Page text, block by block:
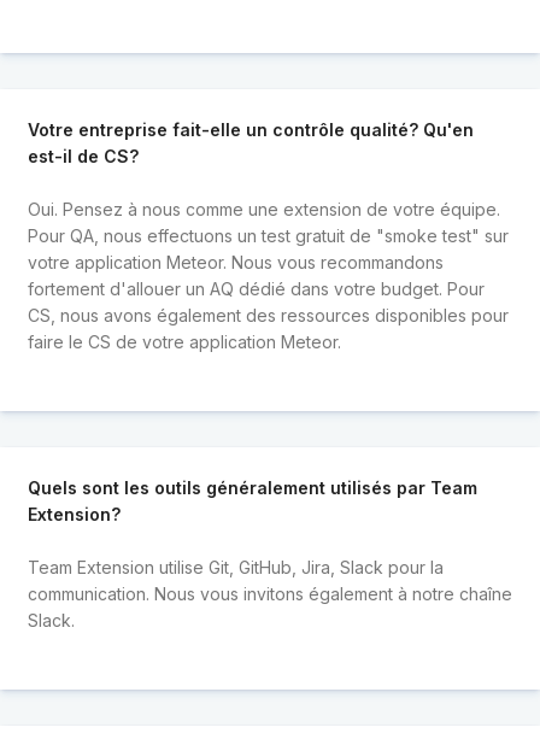
Votre entreprise fait-elle un contrôle qualité? Qu'en
est-il de CS?
Oui. Pensez à nous comme une extension de votre équipe.
Pour QA, nous effectuons un test gratuit de "smoke test" sur
votre application Meteor. Nous vous recommandons
fortement d'allouer un AQ dédié dans votre budget. Pour
CS, nous avons également des ressources disponibles pour
faire le CS de votre application Meteor.
Quels sont les outils généralement utilisés par Team
Extension?
Team Extension utilise Git, GitHub, Jira, Slack pour la
communication. Nous vous invitons également à notre chaîne
Slack.